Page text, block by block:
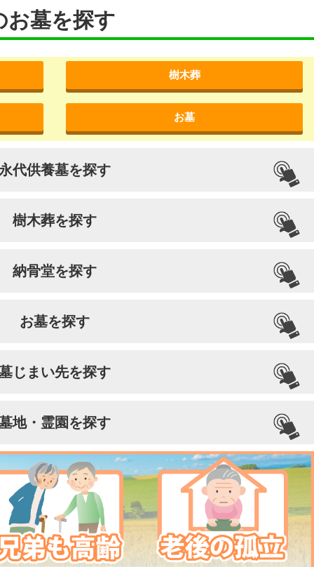
お墓を探す
樹木葬
お墓
代供養墓を探す
樹木葬を探す
納骨堂を探す
お墓を探す
じまい先を探す
地・霊園を探す